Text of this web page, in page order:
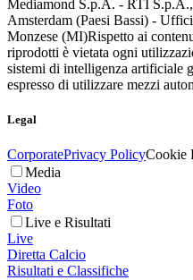
Mediamond S.p.A. - RTI
Amsterdam (Paesi Bassi) -
Monzese (MI)Rispetto ai
riprodotti è vietata ogni
sistemi di intelligenza artificiale
espresso di utilizzare mezzi
Legal
CorporatePrivacy PolicyCookie
Media
Video
Foto
Live e Risultati
Live
Diretta Calcio
Risultati e Classifiche